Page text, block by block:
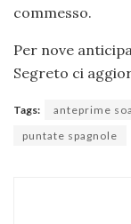
commesso.
Per nove
Segreto ci
Tags: anteprime
puntate spagnole